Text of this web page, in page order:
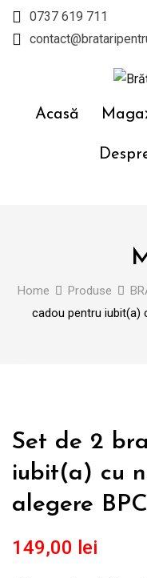
Skip
0737 619 711
Acasă
Home Produse
cadou pentru iubit(a)
Set de 2
iubit(a) cu
alegere
149,00 lei